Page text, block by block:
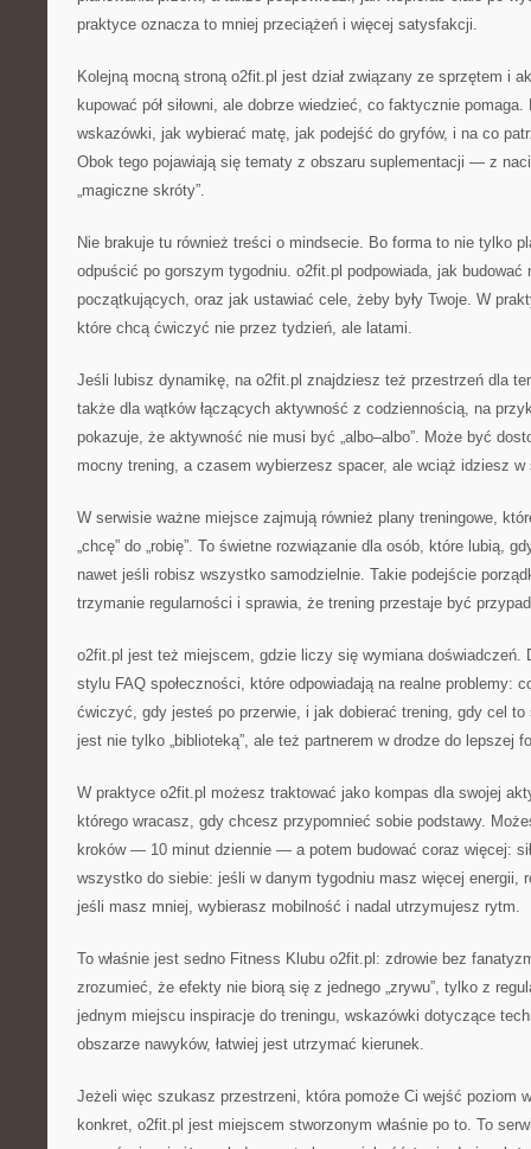
praktyce oznacza to mniej przeciążeń i więcej satysfakcji.
Kolejną mocną stroną o2fit.pl jest dział związany ze sprzętem i
kupować pół siłowni, ale dobrze wiedzieć, co faktycznie
wskazówki, jak wybierać matę, jak podejść do gryfów, i na co
Obok tego pojawiają się tematy z obszaru suplementacji — z
„magiczne skróty”.
Nie brakuje tu również treści o mindsecie. Bo forma to nie tylko
odpuścić po gorszym tygodniu. o2fit.pl podpowiada, jak
początkujących, oraz jak ustawiać cele, żeby były Twoje. W
które chcą ćwiczyć nie przez tydzień, ale latami.
Jeśli lubisz dynamikę, na o2fit.pl znajdziesz też przestrzeń dla
także dla wątków łączących aktywność z codziennością, na
pokazuje, że aktywność nie musi być „albo–albo”. Może być
mocny trening, a czasem wybierzesz spacer, ale wciąż idziesz w
W serwisie ważne miejsce zajmują również plany treningowe,
„chcę” do „robię”. To świetne rozwiązanie dla osób, które lubią,
nawet jeśli robisz wszystko samodzielnie. Takie podejście
trzymanie regularności i sprawia, że trening przestaje być
o2fit.pl jest też miejscem, gdzie liczy się wymiana doświadczeń.
stylu FAQ społeczności, które odpowiadają na realne problemy:
ćwiczyć, gdy jesteś po przerwie, i jak dobierać trening, gdy cel to
jest nie tylko „biblioteką”, ale też partnerem w drodze do lepszej
W praktyce o2fit.pl możesz traktować jako kompas dla swojej
którego wracasz, gdy chcesz przypomnieć sobie podstawy.
kroków — 10 minut dziennie — a potem budować coraz więcej:
wszystko do siebie: jeśli w danym tygodniu masz więcej energii,
jeśli masz mniej, wybierasz mobilność i nadal utrzymujesz rytm.
To właśnie jest sedno Fitness Klubu o2fit.pl: zdrowie bez
zrozumieć, że efekty nie biorą się z jednego „zrywu”, tylko z
jednym miejscu inspiracje do treningu, wskazówki dotyczące
obszarze nawyków, łatwiej jest utrzymać kierunek.
Jeżeli więc szukasz przestrzeni, która pomoże Ci wejść poziom
konkret, o2fit.pl jest miejscem stworzonym właśnie po to. To